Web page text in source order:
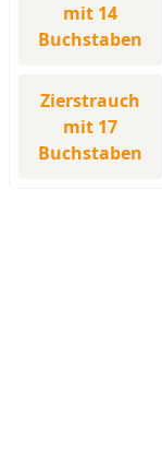
mit 14
Buchstaben
Zierstrauch
mit 17
Buchstaben